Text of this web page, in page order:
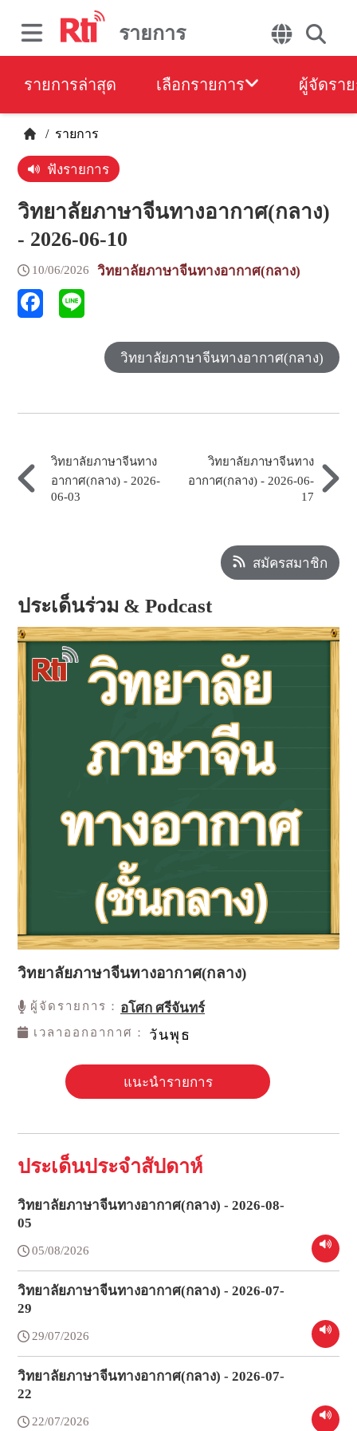
รายการ
รายการล่าสุด เลือกรายการ ผู้จัดรา
/ รายการ
ฟังรายการ
วิทยาลัยภาษาจีนทางอากาศ(กลาง)
- 2026-06-10
10/06/2026 วิทยาลัยภาษาจีนทางอากาศ(กลาง)
วิทยาลัยภาษาจีนทางอากาศ(กลาง)
วิทยาลัยภาษาจีนทาง
อากาศ(กลาง) - 2026-
06-03
วิทยาลัยภาษาจีนทาง
อากาศ(กลาง) - 2026-06-
17
สมัครสมาชิก
ประเด็นร่วม & Podcast
วิทยาลัยภาษาจีนทางอากาศ(กลาง)
ผู้จัดรายการ： อโศก ศรีจันทร์
เวลาออกอากาศ： วันพุธ
แนะนำรายการ
ประเด็นประจำสัปดาห์
วิทยาลัยภาษาจีนทางอากาศ(กลาง) - 2026-08-
05
05/08/2026
วิทยาลัยภาษาจีนทางอากาศ(กลาง) - 2026-07-
29
29/07/2026
วิทยาลัยภาษาจีนทางอากาศ(กลาง) - 2026-07-
22
22/07/2026